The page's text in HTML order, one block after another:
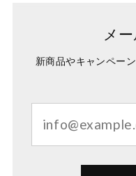
メ
新商品やキャンペー